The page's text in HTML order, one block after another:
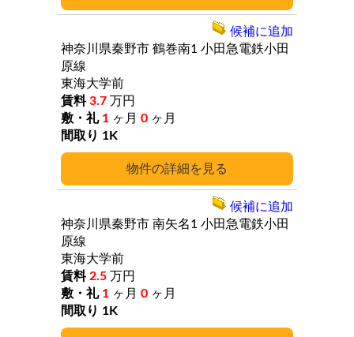
詳細
神奈川県秦野市 鶴巻南1 小田急電鉄小田
原線
東海大学前
3.7 万円
1 ヶ月 0 ヶ月
1K
候補に追加
神奈川県秦野市 南矢名1 小田急電鉄小田
原線
東海大学前
2.5 万円
1 ヶ月 0 ヶ月
1K
候補に追加